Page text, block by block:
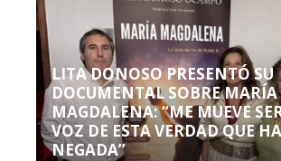
LITA DONOSO PRESENTÓ SU
DOCUMENTAL SOBRE MARÍA
MAGDALENA: “ME MUEVE
VOZ DE ESTA VERDAD QUE
NEGADA”